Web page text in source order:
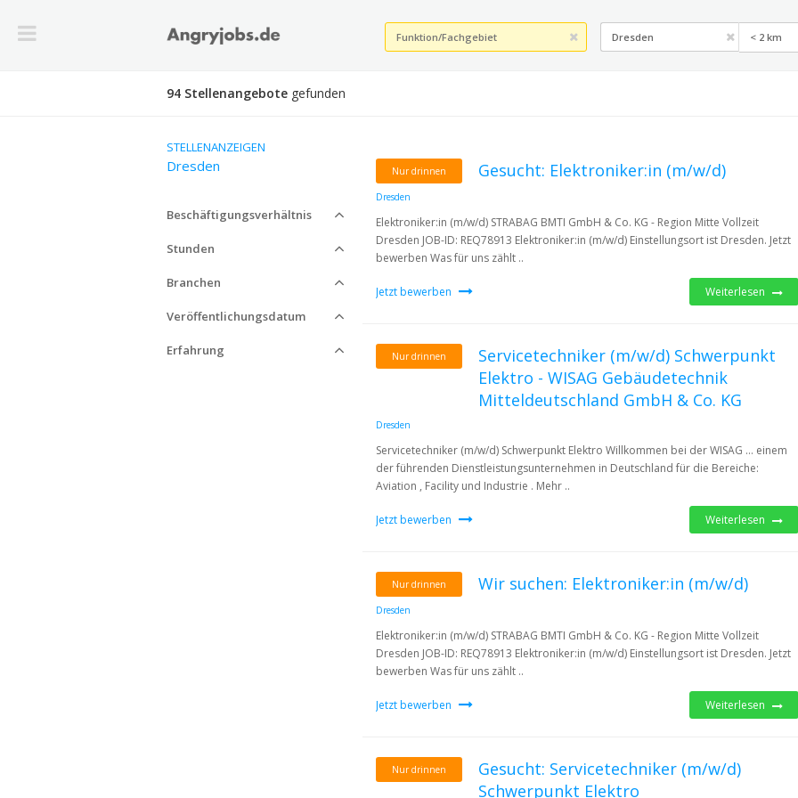
< 2 km
94 Stellenangebote gefunden
STELLENANZEIGEN
Dresden
Beschäftigungsverhältnis
Stunden
Branchen
Veröffentlichungsdatum
Erfahrung
Nur drinnen Gesucht: Elektroniker:in (m/w/d)
Dresden
Elektroniker:in (m/w/d) STRABAG BMTI GmbH & Co. KG - Region Mitte Vollzeit
Dresden JOB-ID: REQ78913 Elektroniker:in (m/w/d) Einstellungsort ist Dresden. Jetzt
bewerben Was für uns zählt ..
Jetzt bewerben Weiterlesen
Nur drinnen
Servicetechniker (m/w/d) Schwerpunkt
Elektro - WISAG Gebäudetechnik
Mitteldeutschland GmbH & Co. KG
Dresden
Servicetechniker (m/w/d) Schwerpunkt Elektro Willkommen bei der WISAG … einem
der führenden Dienstleistungsunternehmen in Deutschland für die Bereiche:
Aviation , Facility und Industrie . Mehr ..
Jetzt bewerben Weiterlesen
Nur drinnen Wir suchen: Elektroniker:in (m/w/d)
Dresden
Elektroniker:in (m/w/d) STRABAG BMTI GmbH & Co. KG - Region Mitte Vollzeit
Dresden JOB-ID: REQ78913 Elektroniker:in (m/w/d) Einstellungsort ist Dresden. Jetzt
bewerben Was für uns zählt ..
Jetzt bewerben Weiterlesen
Nur drinnen
Gesucht: Servicetechniker (m/w/d)
Schwerpunkt Elektro